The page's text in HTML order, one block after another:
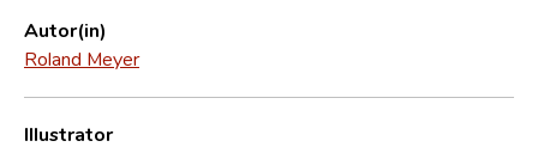
Autor(in)
Roland Meyer
Illustrator